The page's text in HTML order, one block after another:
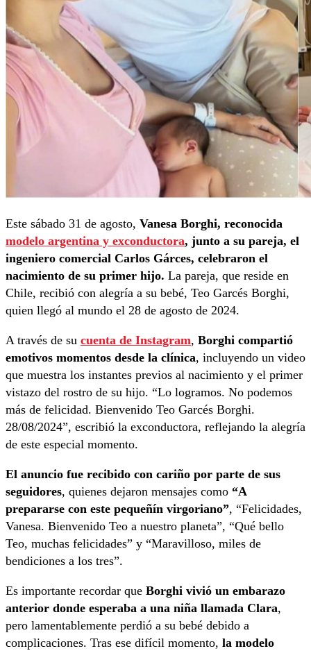
Este sábado 31 de agosto, Vanesa Borghi, reconocida
modelo argentina y exconductora, junto a su pareja, el
ingeniero comercial Carlos Gárces, celebraron el
nacimiento de su primer hijo. La pareja, que reside en
Chile, recibió con alegría a su bebé, Teo Garcés Borghi,
quien llegó al mundo el 28 de agosto de 2024.
A través de su cuenta de Instagram, Borghi compartió
emotivos momentos desde la clínica, incluyendo un video
que muestra los instantes previos al nacimiento y el primer
vistazo del rostro de su hijo. “Lo logramos. No podemos
más de felicidad. Bienvenido Teo Garcés Borghi.
28/08/2024”, escribió la exconductora, reflejando la alegría
de este especial momento.
El anuncio fue recibido con cariño por parte de sus
seguidores, quienes dejaron mensajes como “A
prepararse con este pequeñín virgoriano”, “Felicidades,
Vanesa. Bienvenido Teo a nuestro planeta”, “Qué bello
Teo, muchas felicidades” y “Maravilloso, miles de
bendiciones a los tres”.
Es importante recordar que Borghi vivió un embarazo
anterior donde esperaba a una niña llamada Clara,
pero lamentablemente perdió a su bebé debido a
complicaciones. Tras ese difícil momento, la modelo